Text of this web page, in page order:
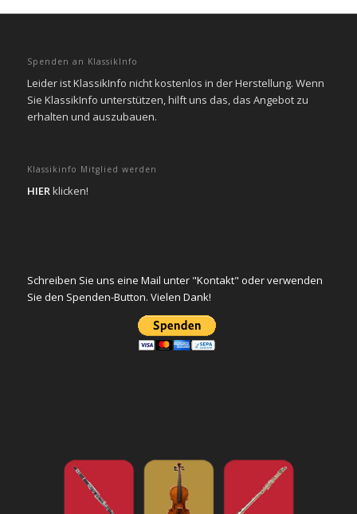
Spenden an KlassikInfo
Leider ist KlassikInfo nicht kostenlos in der Herstellung. Wenn
Sie KlassikInfo unterstützen, hilft uns das, das Angebot zu
erhalten und auszubauen.
Klassikinfo Mitglied werden
HIERklicken!
Schreiben Sie uns eine Mail unter "Kontakt" oder verwenden
Sie den Spenden-Button. Vielen Dank!